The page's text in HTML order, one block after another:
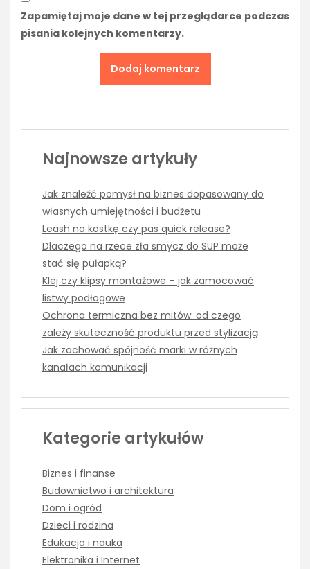
Zapamiętaj moje dane w tej przeglądarce podczas
pisania kolejnych komentarzy.
Najnowsze artykuły
Jak znaleźć pomysł na biznes dopasowany do
własnych umiejętności i budżetu
Leash na kostkę czy pas quick release?
Dlaczego na rzece zła smycz do SUP może
stać się pułapką?
Klej czy klipsy montażowe – jak zamocować
listwy podłogowe
Ochrona termiczna bez mitów: od czego
zależy skuteczność produktu przed stylizacją
Jak zachować spójność marki w różnych
kanałach komunikacji
Kategorie artykułów
Biznes i finanse
Budownictwo i architektura
Dom i ogród
Dzieci i rodzina
Edukacja i nauka
Elektronika i Internet